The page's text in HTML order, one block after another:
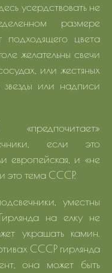
усердствовать не
размере
цвета
желательны свечи
или жестяных
или надписи
если это
европейская, и «не
это тема СССР.
уместны
на елку не
украшать камин.
СССР гирлянда
она может быть